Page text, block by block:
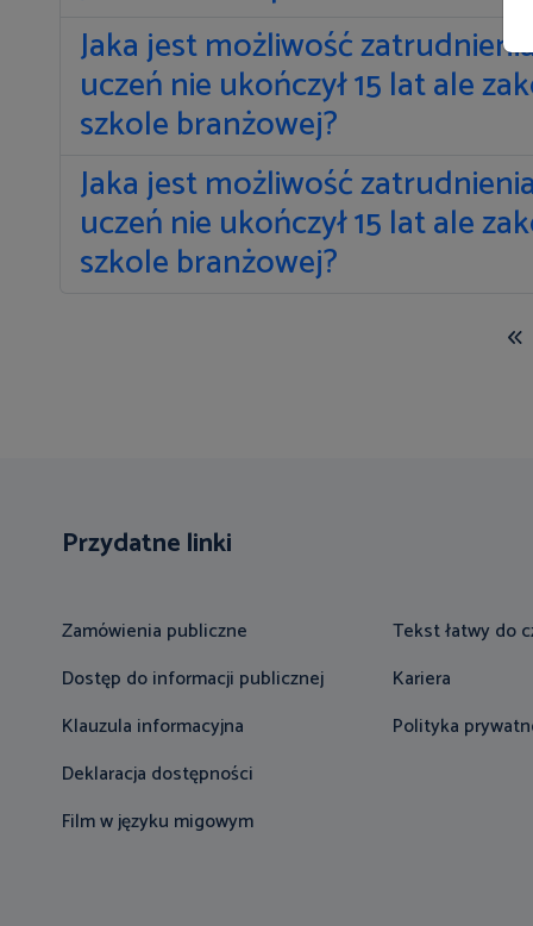
Jaka jest możliwość
uczeń nie ukończył 15 lat ale
szkole branżowej?
Jaka jest możliwość
uczeń nie ukończył 15 lat ale
szkole branżowej?
Przydatne linki
Zamówienia publiczne
Dostęp do informacji publicznej
Klauzula informacyjna
Deklaracja dostępności
Film w języku migowym
Tekst łatwy do
Kariera
Polityka